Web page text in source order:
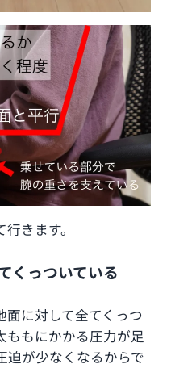
きます。
くっついている
に対して全てくっつ
ももにかかる圧力が足
迫が少なくなるからで